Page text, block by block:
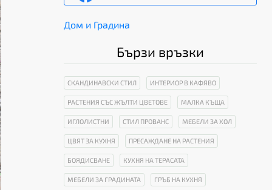
Дом и Градина
Бързи връзки
СКАНДИНАВСКИ СТИЛ ИНТЕРИОР В КАФЯВО
РАСТЕНИЯ СЪС ЖЪЛТИ ЦВЕТОВЕ МАЛКА КЪЩА
ИГЛОЛИСТНИ СТИЛ ПРОВАНС МЕБЕЛИ ЗА ХОЛ
ЦВЯТ ЗА КУХНЯ ПРЕСАЖДАНЕ НА РАСТЕНИЯ
БОЯДИСВАНЕ КУХНЯ НА ТЕРАСАТА
МЕБЕЛИ ЗА ГРАДИНАТА ГРЪБ НА КУХНЯ